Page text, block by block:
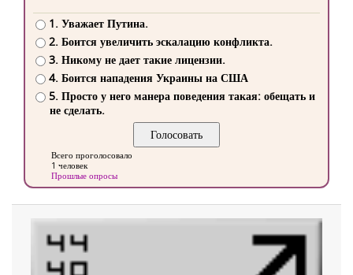
1. Уважает Путина.
2. Боится увеличить эскалацию конфликта.
3. Никому не дает такие лицензии.
4. Боится нападения Украины на США
5. Просто у него манера поведения такая: обещать и
не сделать.
Всего проголосовало
1 человек
Прошлые опросы